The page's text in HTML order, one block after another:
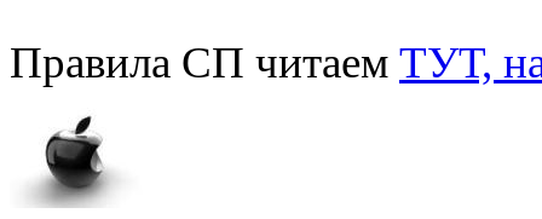
Правила СП читаем ТУТ,